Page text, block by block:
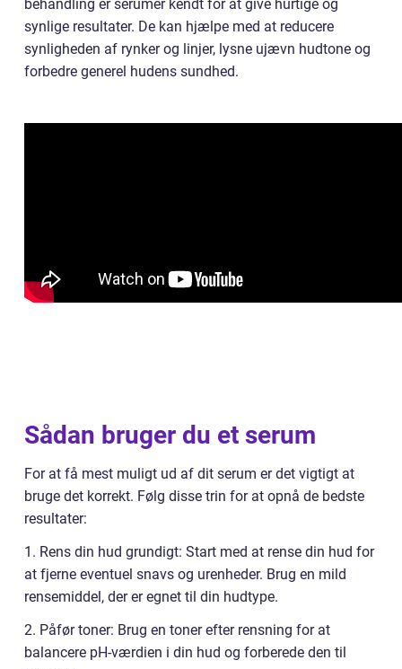
behandling er serumer kendt for at give hurtige og
synlige resultater. De kan hjælpe med at reducere
synligheden af rynker og linjer, lysne ujævn hudtone og
forbedre generel hudens sundhed.
Sådan bruger du et serum
For at få mest muligt ud af dit serum er det vigtigt at
bruge det korrekt. Følg disse trin for at opnå de bedste
resultater:
1. Rens din hud grundigt: Start med at rense din hud for
at fjerne eventuel snavs og urenheder. Brug en mild
rensemiddel, der er egnet til din hudtype.
2. Påfør toner: Brug en toner efter rensning for at
balancere pH-værdien i din hud og forberede den til